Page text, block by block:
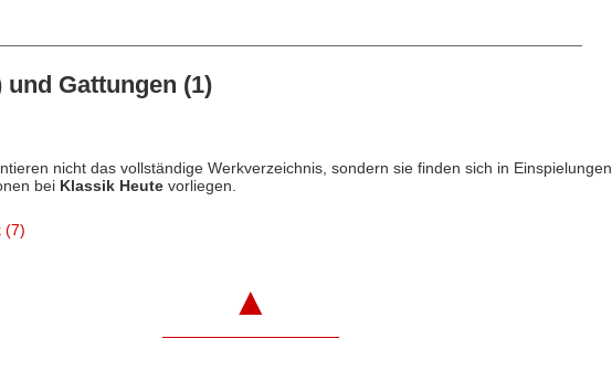
und Gattungen (1)
nicht das vollständige Werkverzeichnis, sondern sie finden sich in Einspielungen,
bei Klassik Heutevorliegen.
(7)
▲